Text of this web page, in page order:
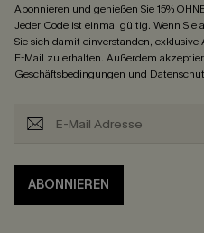
Abonnieren und genießen Sie 15%
Jeder Code ist einmal gültig. Wenn Sie
Sie sich damit einverstanden,
E-Mail zu erhalten. Außerdem
Geschäftsbedingungen und
ABONNIEREN